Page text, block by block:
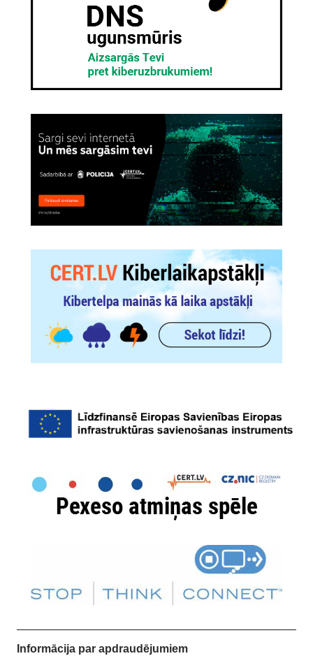
Informācija par apdraudējumiem